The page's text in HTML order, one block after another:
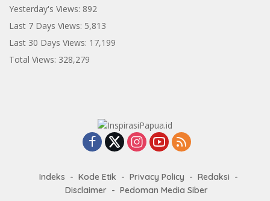
Yesterday's Views: 892
Last 7 Days Views: 5,813
Last 30 Days Views: 17,199
Total Views: 328,279
Indeks Kode Etik Privacy Policy
Redaksi
Disclaimer
Pedoman Media Siber